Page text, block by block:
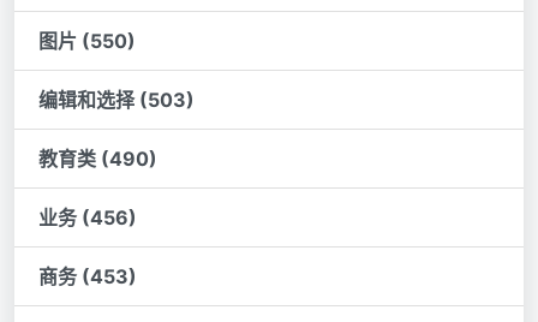
图片 (550)
编辑和选择 (503)
教育类 (490)
业务 (456)
商务 (453)